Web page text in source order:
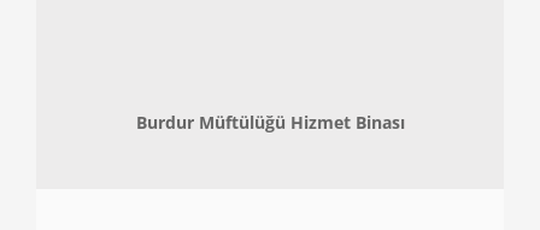
Burdur Müftülüğü Hizmet Binası